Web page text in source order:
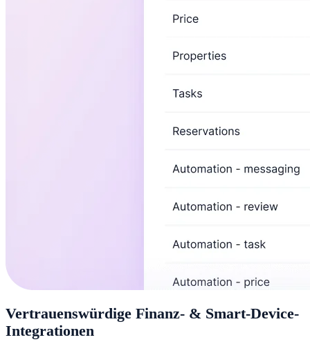
Vertrauenswürdige Finanz- & Smart-Device-
Integrationen